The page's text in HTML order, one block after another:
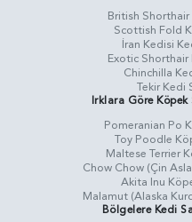
British
Scottish Fold
İran Kedisi
Exotic
Chinchilla
Tekir Kedi
Irklara Göre
Pomeranian Po
Toy Poodle
Maltese Terrier
Chow Chow (Çin
Akita Inu
Malamut (Alaska
Bölgelere Kedi